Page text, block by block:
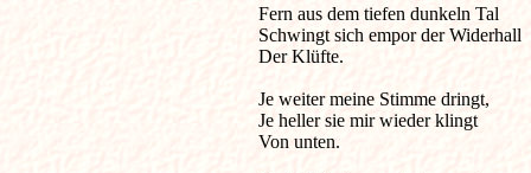
Fern aus dem tiefen dunkeln Tal
Schwingt sich empor der Widerhall
Der Klüfte.
Je weiter meine Stimme dringt,
Je heller sie mir wieder klingt
Von unten.